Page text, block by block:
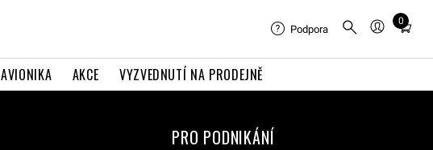
AVIONIKA AKCE VYZVEDNUTÍ NA PRODEJNĚ
Podpora
0
Total
cart:
PRO PODNIKÁNÍ